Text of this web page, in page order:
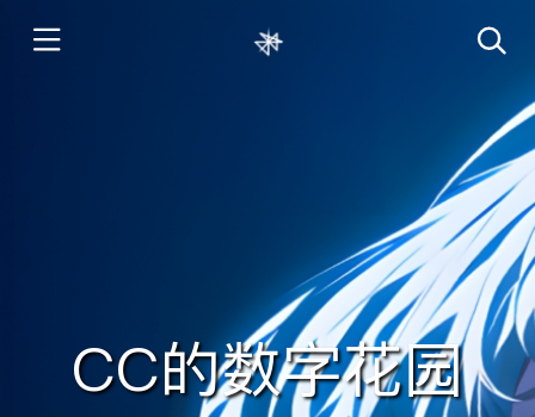
CC的数字花园